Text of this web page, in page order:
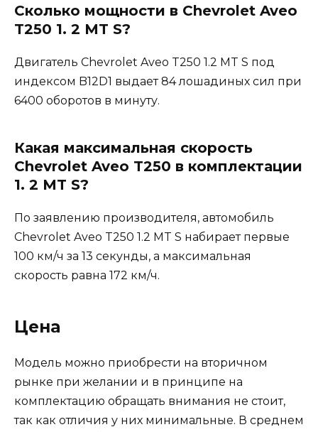
Сколько мощности в Chevrolet Aveo
T250 1. 2 MT S?
Двигатель Chevrolet Aveo T250 1.2 MT S под
индексом B12D1 выдает 84 лошадиных сил при
6400 оборотов в минуту.
Какая максимальная скорость
Chevrolet Aveo T250 в комплектации
1. 2 MT S?
По заявлению производителя, автомобиль
Chevrolet Aveo T250 1.2 MT S набирает первые
100 км/ч за 13 секунды, а максимальная
скорость равна 172 км/ч.
Цена
Модель можно приобрести на вторичном
рынке при желании и в принципе на
комплектацию обращать внимания не стоит,
так как отличия у них минимальные. В среднем